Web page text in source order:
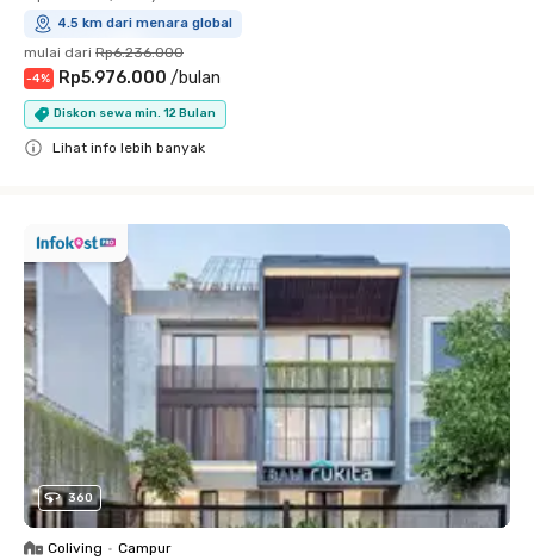
4.5 km dari menara global
mulai dari Rp6.236.000
-4% Rp5.976.000 /bulan
Diskon sewa min. 12 Bulan
Lihat info lebih banyak
360
Coliving • Campur